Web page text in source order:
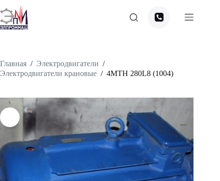
Перейти
к
сути
Главная / Электродвигатели /
Электродвигатели крановые / 4МТН 280L8 (1004)